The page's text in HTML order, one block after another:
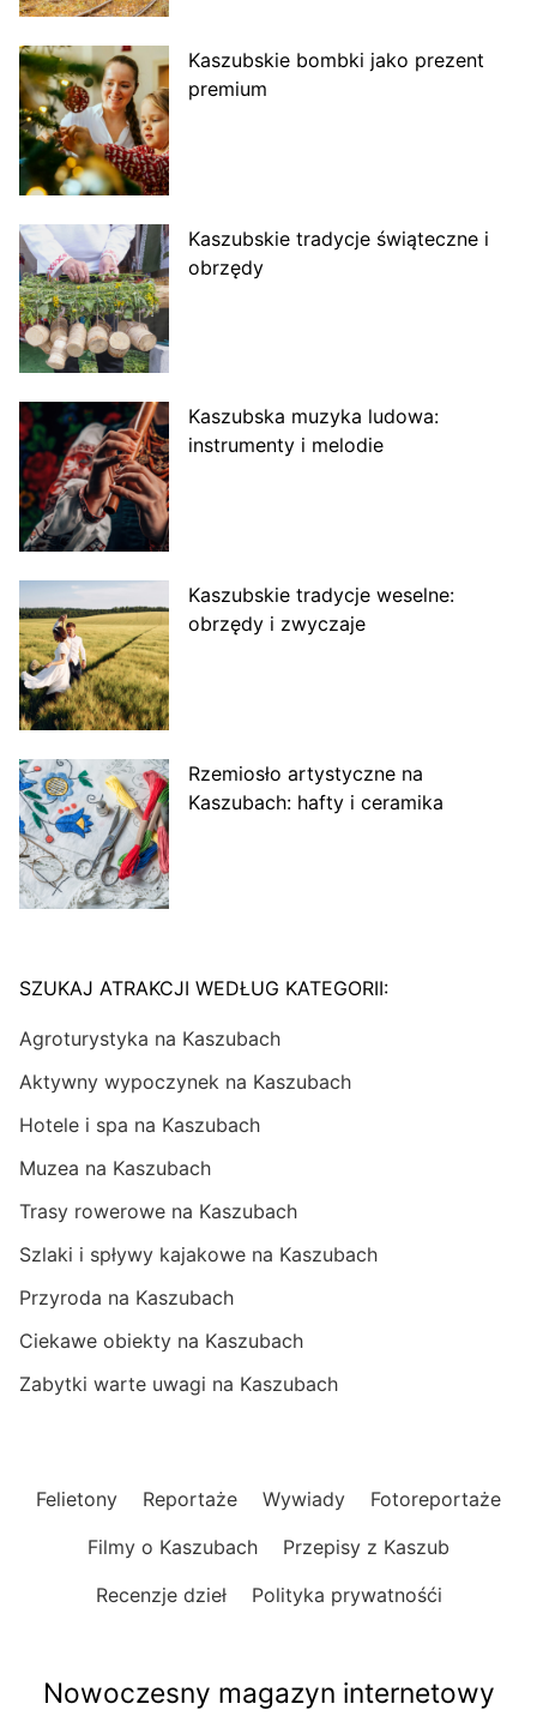
Kaszubskie bombki jako prezent
premium
Kaszubskie tradycje świąteczne i
obrzędy
Kaszubska muzyka ludowa:
instrumenty i melodie
Kaszubskie tradycje weselne:
obrzędy i zwyczaje
Rzemiosło artystyczne na
Kaszubach: hafty i ceramika
SZUKAJ ATRAKCJI WEDŁUG KATEGORII:
Agroturystyka na Kaszubach
Aktywny wypoczynek na Kaszubach
Hotele i spa na Kaszubach
Muzea na Kaszubach
Trasy rowerowe na Kaszubach
Szlaki i spływy kajakowe na Kaszubach
Przyroda na Kaszubach
Ciekawe obiekty na Kaszubach
Zabytki warte uwagi na Kaszubach
Felietony Reportaże Wywiady
Fotoreportaże
Filmy o Kaszubach
Przepisy z Kaszub
Recenzje dzieł
Polityka prywatnośći
Nowoczesny magazyn internetowy